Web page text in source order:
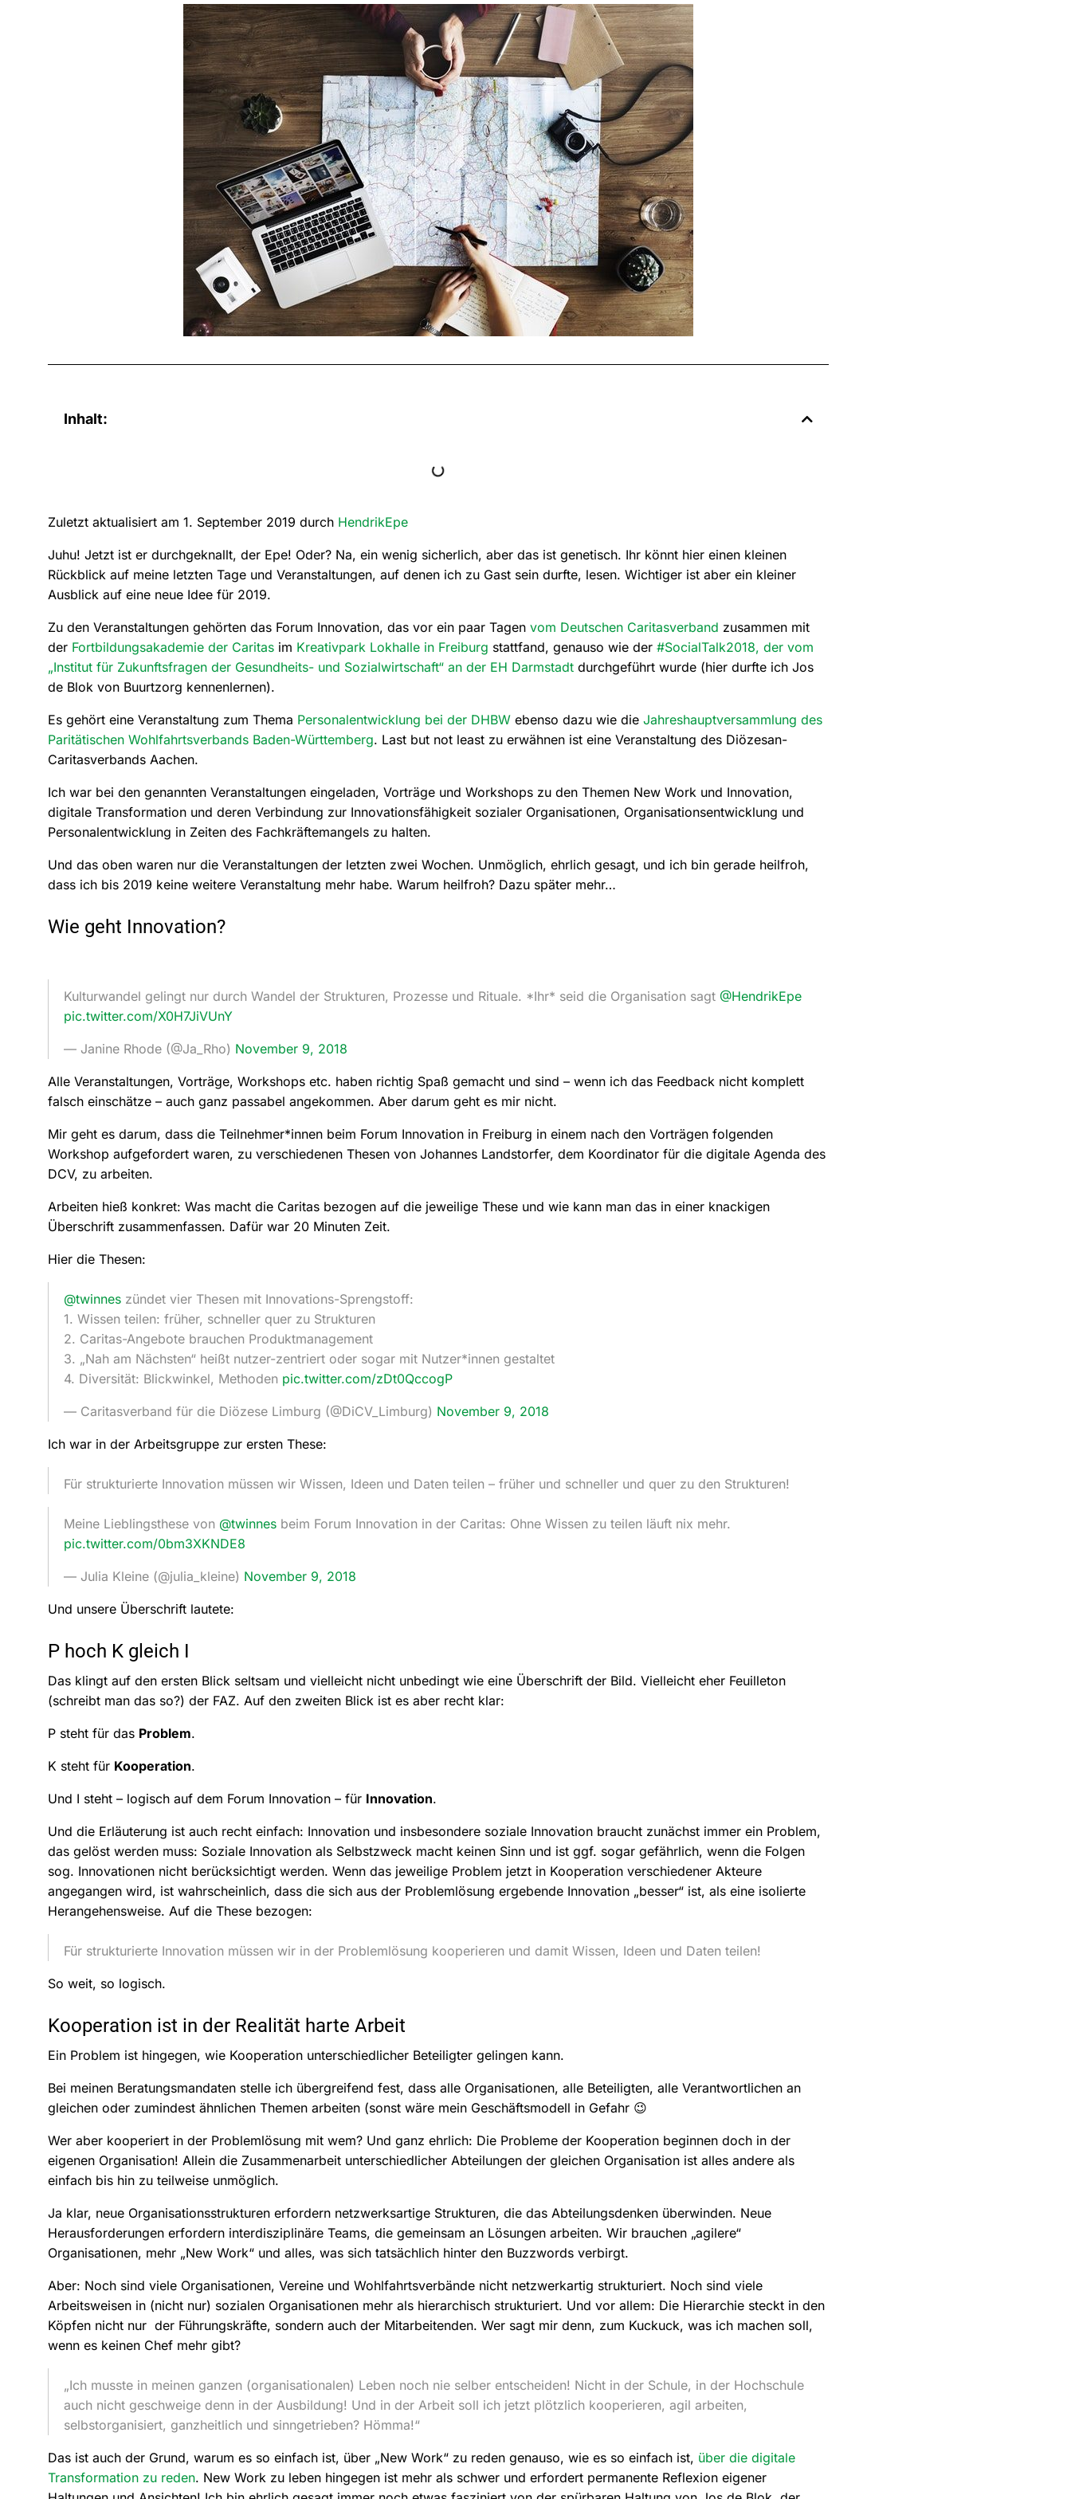
Inhalt:
Zuletzt aktualisiert am 1. September 2019 durch HendrikEpe
Juhu! Jetzt ist er durchgeknallt, der Epe! Oder? Na, ein wenig sicherlich, aber das ist genetisch. Ihr könnt hier einen kleinen
Rückblick auf meine letzten Tage und Veranstaltungen, auf denen ich zu Gast sein durfte, lesen. Wichtiger ist aber ein kleiner
Ausblick auf eine neue Idee für 2019.
Zu den Veranstaltungen gehörten das Forum Innovation, das vor ein paar Tagen vom Deutschen Caritasverband zusammen mit
der Fortbildungsakademie der Caritas im Kreativpark Lokhalle in Freiburg stattfand, genauso wie der #SocialTalk2018, der vom
„Institut für Zukunftsfragen der Gesundheits- und Sozialwirtschaft“ an der EH Darmstadt durchgeführt wurde (hier durfte ich Jos
de Blok von Buurtzorg kennenlernen).
Es gehört eine Veranstaltung zum Thema Personalentwicklung bei der DHBW ebenso dazu wie die Jahreshauptversammlung des
Paritätischen Wohlfahrtsverbands Baden-Württemberg. Last but not least zu erwähnen ist eine Veranstaltung des Diözesan-
Caritasverbands Aachen.
Ich war bei den genannten Veranstaltungen eingeladen, Vorträge und Workshops zu den Themen New Work und Innovation,
digitale Transformation und deren Verbindung zur Innovationsfähigkeit sozialer Organisationen, Organisationsentwicklung und
Personalentwicklung in Zeiten des Fachkräftemangels zu halten.
Und das oben waren nur die Veranstaltungen der letzten zwei Wochen. Unmöglich, ehrlich gesagt, und ich bin gerade heilfroh,
dass ich bis 2019 keine weitere Veranstaltung mehr habe. Warum heilfroh? Dazu später mehr…
Wie geht Innovation?
Kulturwandel gelingt nur durch Wandel der Strukturen, Prozesse und Rituale. *Ihr* seid die Organisation sagt @HendrikEpe
pic.twitter.com/X0H7JiVUnY
— Janine Rhode (@Ja_Rho) November 9, 2018
Alle Veranstaltungen, Vorträge, Workshops etc. haben richtig Spaß gemacht und sind – wenn ich das Feedback nicht komplett
falsch einschätze – auch ganz passabel angekommen. Aber darum geht es mir nicht.
Mir geht es darum, dass die Teilnehmer*innen beim Forum Innovation in Freiburg in einem nach den Vorträgen folgenden
Workshop aufgefordert waren, zu verschiedenen Thesen von Johannes Landstorfer, dem Koordinator für die digitale Agenda des
DCV, zu arbeiten.
Arbeiten hieß konkret: Was macht die Caritas bezogen auf die jeweilige These und wie kann man das in einer knackigen
Überschrift zusammenfassen. Dafür war 20 Minuten Zeit.
Hier die Thesen:
@twinnes zündet vier Thesen mit Innovations-Sprengstoff:
1. Wissen teilen: früher, schneller quer zu Strukturen
2. Caritas-Angebote brauchen Produktmanagement
3. „Nah am Nächsten“ heißt nutzer-zentriert oder sogar mit Nutzer*innen gestaltet
4. Diversität: Blickwinkel, Methoden pic.twitter.com/zDt0QccogP
— Caritasverband für die Diözese Limburg (@DiCV_Limburg) November 9, 2018
Ich war in der Arbeitsgruppe zur ersten These:
Für strukturierte Innovation müssen wir Wissen, Ideen und Daten teilen – früher und schneller und quer zu den Strukturen!
Meine Lieblingsthese von @twinnes beim Forum Innovation in der Caritas: Ohne Wissen zu teilen läuft nix mehr.
pic.twitter.com/0bm3XKNDE8
— Julia Kleine (@julia_kleine) November 9, 2018
Und unsere Überschrift lautete:
P hoch K gleich I
Das klingt auf den ersten Blick seltsam und vielleicht nicht unbedingt wie eine Überschrift der Bild. Vielleicht eher Feuilleton
(schreibt man das so?) der FAZ. Auf den zweiten Blick ist es aber recht klar:
P steht für das Problem.
K steht für Kooperation.
Und I steht – logisch auf dem Forum Innovation – für Innovation.
Und die Erläuterung ist auch recht einfach: Innovation und insbesondere soziale Innovation braucht zunächst immer ein Problem,
das gelöst werden muss: Soziale Innovation als Selbstzweck macht keinen Sinn und ist ggf. sogar gefährlich, wenn die Folgen
sog. Innovationen nicht berücksichtigt werden. Wenn das jeweilige Problem jetzt in Kooperation verschiedener Akteure
angegangen wird, ist wahrscheinlich, dass die sich aus der Problemlösung ergebende Innovation „besser“ ist, als eine isolierte
Herangehensweise. Auf die These bezogen:
Für strukturierte Innovation müssen wir in der Problemlösung kooperieren und damit Wissen, Ideen und Daten teilen!
So weit, so logisch.
Kooperation ist in der Realität harte Arbeit
Ein Problem ist hingegen, wie Kooperation unterschiedlicher Beteiligter gelingen kann.
Bei meinen Beratungsmandaten stelle ich übergreifend fest, dass alle Organisationen, alle Beteiligten, alle Verantwortlichen an
gleichen oder zumindest ähnlichen Themen arbeiten (sonst wäre mein Geschäftsmodell in Gefahr 😉
Wer aber kooperiert in der Problemlösung mit wem? Und ganz ehrlich: Die Probleme der Kooperation beginnen doch in der
eigenen Organisation! Allein die Zusammenarbeit unterschiedlicher Abteilungen der gleichen Organisation ist alles andere als
einfach bis hin zu teilweise unmöglich.
Ja klar, neue Organisationsstrukturen erfordern netzwerksartige Strukturen, die das Abteilungsdenken überwinden. Neue
Herausforderungen erfordern interdisziplinäre Teams, die gemeinsam an Lösungen arbeiten. Wir brauchen „agilere“
Organisationen, mehr „New Work“ und alles, was sich tatsächlich hinter den Buzzwords verbirgt.
Aber: Noch sind viele Organisationen, Vereine und Wohlfahrtsverbände nicht netzwerkartig strukturiert. Noch sind viele
Arbeitsweisen in (nicht nur) sozialen Organisationen mehr als hierarchisch strukturiert. Und vor allem: Die Hierarchie steckt in den
Köpfen nicht nur der Führungskräfte, sondern auch der Mitarbeitenden. Wer sagt mir denn, zum Kuckuck, was ich machen soll,
wenn es keinen Chef mehr gibt?
„Ich musste in meinen ganzen (organisationalen) Leben noch nie selber entscheiden! Nicht in der Schule, in der Hochschule
auch nicht geschweige denn in der Ausbildung! Und in der Arbeit soll ich jetzt plötzlich kooperieren, agil arbeiten,
selbstorganisiert, ganzheitlich und sinngetrieben? Hömma!“
Das ist auch der Grund, warum es so einfach ist, über „New Work“ zu reden genauso, wie es so einfach ist, über die digitale
Transformation zu reden. New Work zu leben hingegen ist mehr als schwer und erfordert permanente Reflexion eigener